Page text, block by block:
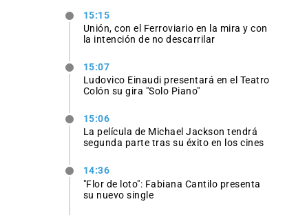
15:15
Unión, con el Ferroviario en la mira y con
la intención de no descarrilar
15:07
Ludovico Einaudi presentará en el Teatro
Colón su gira "Solo Piano"
15:06
La película de Michael Jackson tendrá
segunda parte tras su éxito en los cines
14:36
"Flor de loto": Fabiana Cantilo presenta
su nuevo single